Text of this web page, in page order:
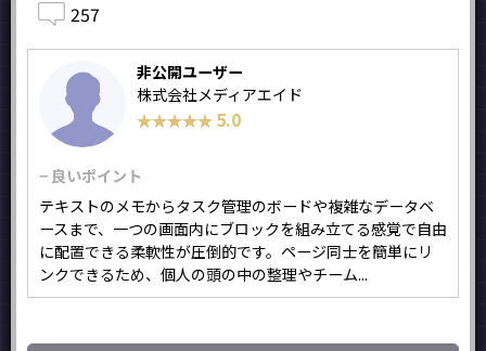
257
非公開ユーザー
株式会社メディアエイド
★★★★★
★★★★★ 5.0
− 良いポイント
テキストのメモからタスク管理のボードや複雑なデータベ
ースまで、一つの画面内にブロックを組み立てる感覚で自由
に配置できる柔軟性が圧倒的です。ページ同士を簡単にリ
ンクできるため、個人の頭の中の整理やチーム...